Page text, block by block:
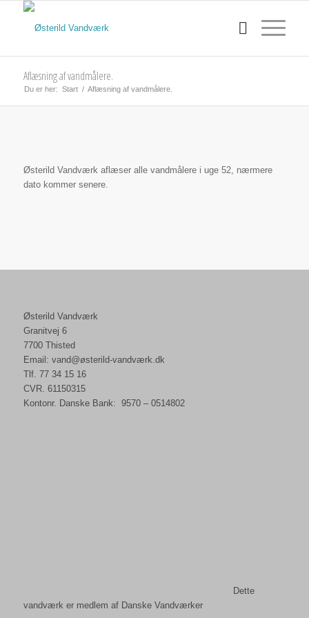
Aflæsning af vandmålere.
Du er her: Start / Aflæsning af vandmålere.
Østerild Vandværk aflæser alle vandmålere i uge 52, nærmere
dato kommer senere.
Østerild Vandværk
Granitvej 6
7700 Thisted
Email: vand@østerild-vandværk.dk
Tlf. 77 34 15 16
CVR. 61150315
Kontonr. Danske Bank: 9570 – 0514802
Dette
vandværk er medlem af Danske Vandværker